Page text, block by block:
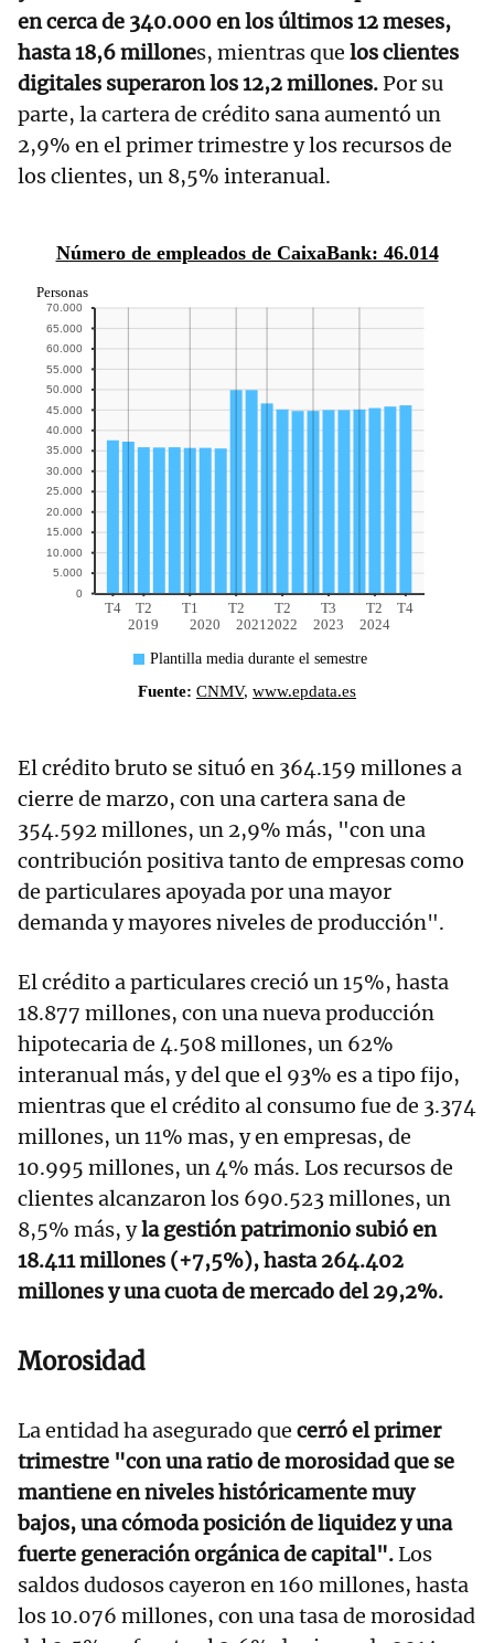
en cerca de 340.000 en los últimos 12 meses,
hasta 18,6 millones, mientras que los clientes
digitales superaron los 12,2 millones.Por su
parte, la cartera de crédito sana aumentó un
2,9% en el primer trimestre y los recursos de
los clientes, un 8,5% interanual.
El crédito bruto se situó en 364.159 millones a
cierre de marzo, con una cartera sana de
354.592 millones, un 2,9% más, "con una
contribución positiva tanto de empresas como
de particulares apoyada por una mayor
demanda y mayores niveles de producción".
El crédito a particulares creció un 15%, hasta
18.877 millones, con una nueva producción
hipotecaria de 4.508 millones, un 62%
interanual más, y del que el 93% es a tipo fijo,
mientras que el crédito al consumo fue de 3.374
millones, un 11% mas, y en empresas, de
10.995 millones, un 4% más. Los recursos de
clientes alcanzaron los 690.523 millones, un
8,5% más, yla gestión patrimonio subió en
18.411 millones (+7,5%), hasta 264.402
millones y una cuota de mercado del 29,2%.
Morosidad
La entidad ha asegurado que cerró el primer
trimestre "con una ratio de morosidad que se
mantiene en niveles históricamente muy
bajos, una cómoda posición de liquidez y una
fuerte generación orgánica de capital".Los
saldos dudosos cayeron en 160 millones, hasta
los 10.076 millones, con una tasa de morosidad